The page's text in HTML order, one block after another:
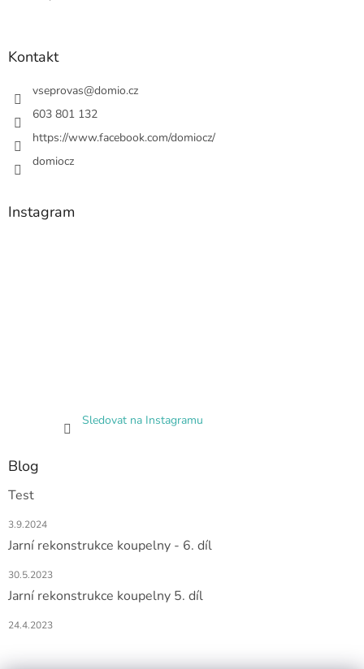
Kontakt
vseprovas@domio.cz
603 801 132
https://www.facebook.com/domiocz/
domiocz
Instagram
Sledovat na Instagramu
Blog
Test
3.9.2024
Jarní rekonstrukce koupelny - 6. díl
30.5.2023
Jarní rekonstrukce koupelny 5. díl
24.4.2023